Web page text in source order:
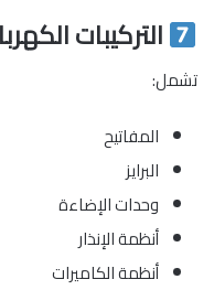
التركيبات
تشمل:
المفاتيح
البرايز
وحدات الإضاءة
أنظمة الإنذار
أنظمة الكاميرات